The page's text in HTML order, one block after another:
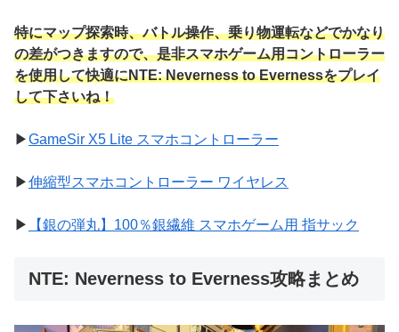
特にマップ探索時、バトル操作、乗り物運転などでかなり
の差がつきますので、是非スマホゲーム用コントローラー
を使用して快適にNTE: Neverness to Evernessをプレイ
して下さいね！
▶GameSir X5 Lite スマホコントローラー
▶伸縮型スマホコントローラー ワイヤレス
▶ 【銀の弾丸】100％銀繊維 スマホゲーム用 指サック
NTE: Neverness to Everness攻略まとめ